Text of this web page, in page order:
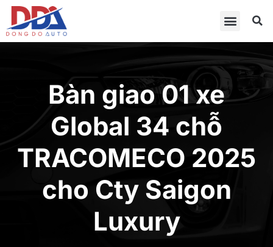
Bàn giao 01 xe
Global 34 chỗ
TRACOMECO 2025
cho Cty Saigon
Luxury